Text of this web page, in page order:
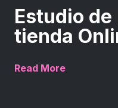
Estudio
tienda
Read More